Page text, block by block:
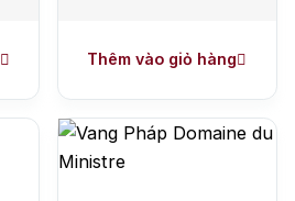
Thêm vào giỏ hàng